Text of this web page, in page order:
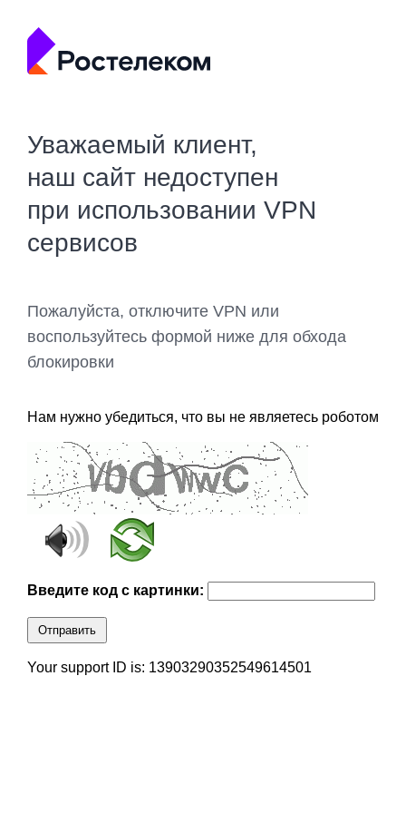
Уважаемый клиент,
наш сайт недоступен
при использовании VPN
сервисов
Пожалуйста, отключите VPN или
воспользуйтесь формой ниже для обхода
блокировки
Нам нужно убедиться, что вы не являетесь роботом
Введите код с картинки:
Отправить
Your support ID is: 13903290352549614501